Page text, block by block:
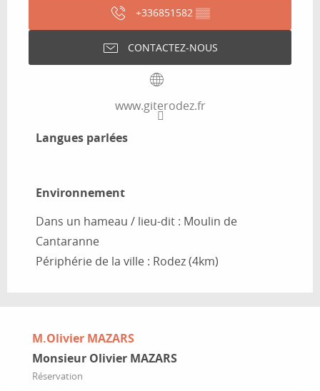
+336851582 ▒▒
CONTACTEZ-NOUS
www.giterodez.fr
Langues parlées
Langues parlées
Environnement
Environnement
Dans un hameau / lieu-dit : Moulin de
Cantaranne
Périphérie de la ville : Rodez(4km)
M.Olivier MAZARS
Monsieur Olivier MAZARS
Réservation